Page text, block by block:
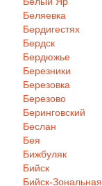
Беляевка
Бердигестях
Бердск
Бердюжье
Березники
Березовка
Березово
Беринговский
Беслан
Бея
Бижбуляк
Бийск
Бийск-Зональная